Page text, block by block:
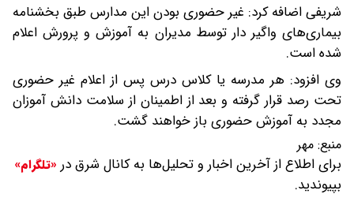
شریفی اضافه کرد: غیر حضوری بودن این مدارس طبق بخشنامه
بیماری‌های واگیر دار توسط مدیران به آموزش و پرورش اعلام
شده است.
وی افزود: هر مدرسه یا کلاس درس پس از اعلام غیر حضوری
تحت رصد قرار گرفته و بعد از اطمینان از سلامت دانش آموزان
مجدد به آموزش حضوری باز خواهند گشت.
منبع: مهر
برای اطلاع از آخرین اخبار و تحلیل‌ها به کانال شرق در «تلگرام»
بپیوندید.